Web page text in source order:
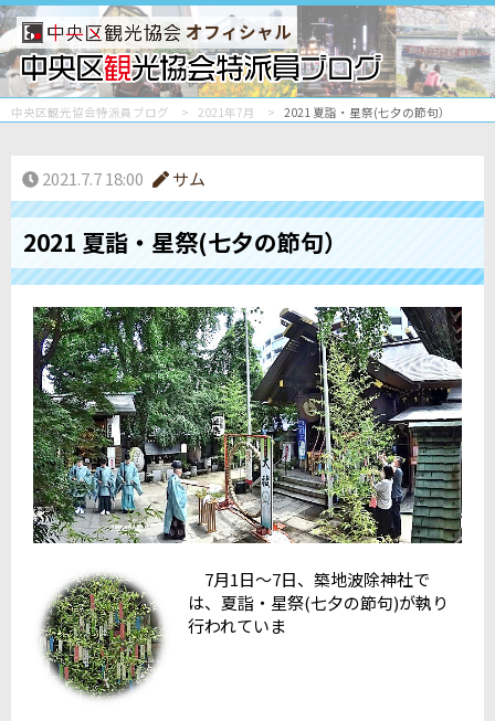
オフィシャル
中央区観光協会特派員ブログ 2021年7月 2021 夏詣・星祭(七夕の節句）
2021.7.7 18:00 サム
2021 夏詣・星祭(七夕の節句）
7月1日～7日、築地波除神社で
は、夏詣・星祭(七夕の節句)が執り
行われていま